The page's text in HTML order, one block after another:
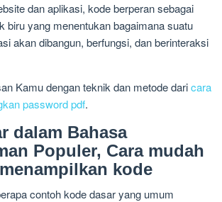
dan aplikasi, kode berperan sebagai
biru yang menentukan bagaimana suatu
akan dibangun, berfungsi, dan berinteraksi
Kamu dengan teknik dan metode daricara
password pdf.
dalam Bahasa
Populer, Cara mudah
kode
contoh kode dasar yang umum